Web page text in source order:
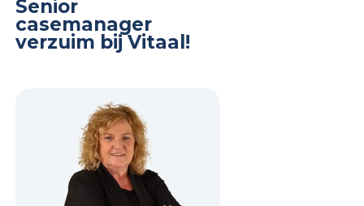
Senior
casemanager
verzuim bij Vitaal!